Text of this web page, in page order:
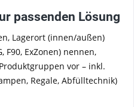
passenden Lösung
Lagerort (innen/außen)
F90, ExZonen) nennen,
vor – inkl.
Regale, Abfülltechnik)